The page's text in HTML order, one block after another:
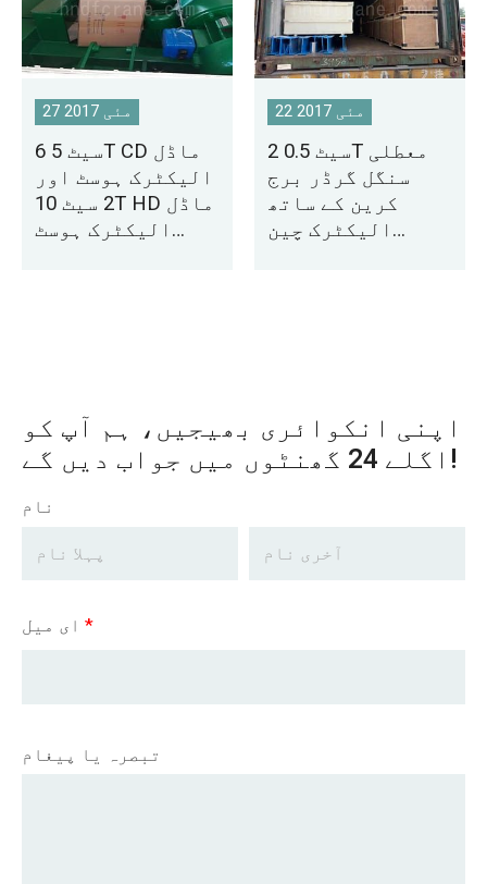
27 مئی 2017
6 سیٹ 5T CD ماڈل
الیکٹرک ہوسٹ اور
2 سیٹ 10T HD ماڈل
الیکٹرک ہوسٹ
22 مئی 2017
2 سیٹ 0.5T معطلی
سنگل گرڈر برج
کرین کے ساتھ
الیکٹرک چین
اپنی انکوائری بھیجیں، ہم آپ کو
اگلے 24 گھنٹوں میں جواب دیں گے!
نام
*
تبصرہ یا پیغام